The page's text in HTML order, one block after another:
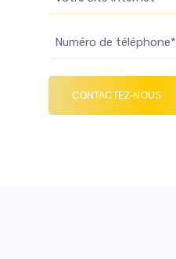
Web
Téléphone